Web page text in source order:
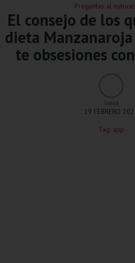
Preguntas al
El consejo de los
dieta
te obsesiones
VANIA
19 FEBRERO
Tag: app